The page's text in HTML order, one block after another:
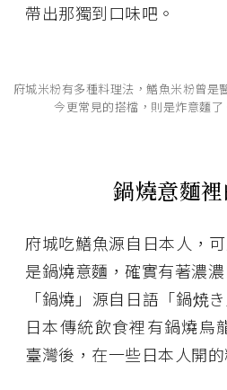
帶出那獨到口味吧。
府城米粉有多種料理法，鱔魚米粉曾是
今更常見的搭檔，則是炸意麵了
鍋燒意麵
府城吃鱔魚源自日本人，
是鍋燒意麵，確實有著濃濃
「鍋燒」源自日語「鍋焼
日本傳統飲食裡有鍋燒烏
臺灣後，在一些日本人開